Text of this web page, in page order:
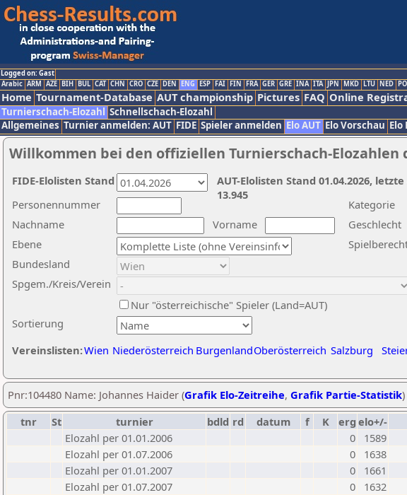
Logged on: Gast
Arabic ARM AZE BIH BUL CAT CHN CRO CZE DEN ENG ESP FAI FIN FRA GER GRE INA ITA JPN MKD LTU NED
Home Tournament-Database AUT championship Pictures FAQ Online
Turnierschach-Elozahl Schnellschach-Elozahl
Allgemeines Turnier anmelden: AUT FIDE Spieler anmelden Elo AUT Elo Vorschau Elo
Willkommen bei den offiziellen Turnierschach-Elozahlen
Nachname
Vorname
Ebene
Kategorie
Sortierung
Personennummer
Bundesland
Spgem./Kreis/Verein
Geschlecht
Nur "österreichische" Spieler (Land=AUT)
Vereinslisten:Wien Niederösterreich BurgenlandOberösterreich Salzburg
AUT-Elolisten Stand 01.04.2026,
13.945
FIDE-Elolisten Stand
Pnr:104480 Name: Johannes Haider (Grafik Elo-Zeitreihe, Grafik Partie-Statistik)
tnr
St turnier bdld rd datum f K erg elo+/-
Elozahl per 01.01.2006
0
1589
Elozahl per 01.07.2006
0
1638
Elozahl per 01.01.2007
0
1661
Elozahl per 01.07.2007
0
1632